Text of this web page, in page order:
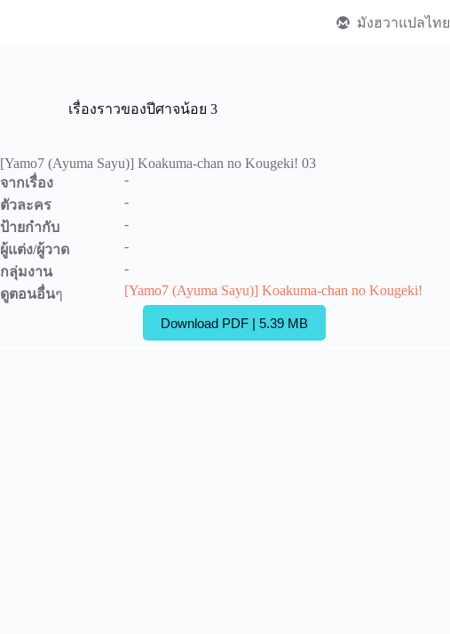
มังฮวาแปลไทย
เรื่องราวของปีศาจน้อย 3
[Yamo7 (Ayuma Sayu)] Koakuma-chan no Kougeki! 03
จากเรื่อง
-
ตัวละคร
-
ป้ายกำกับ
-
ผู้แต่ง/ผู้วาด
-
กลุ่มงาน
-
ดูตอนอื่นๆ [Yamo7 (Ayuma Sayu)] Koakuma-chan no Kougeki!
Download PDF | 5.39 MB